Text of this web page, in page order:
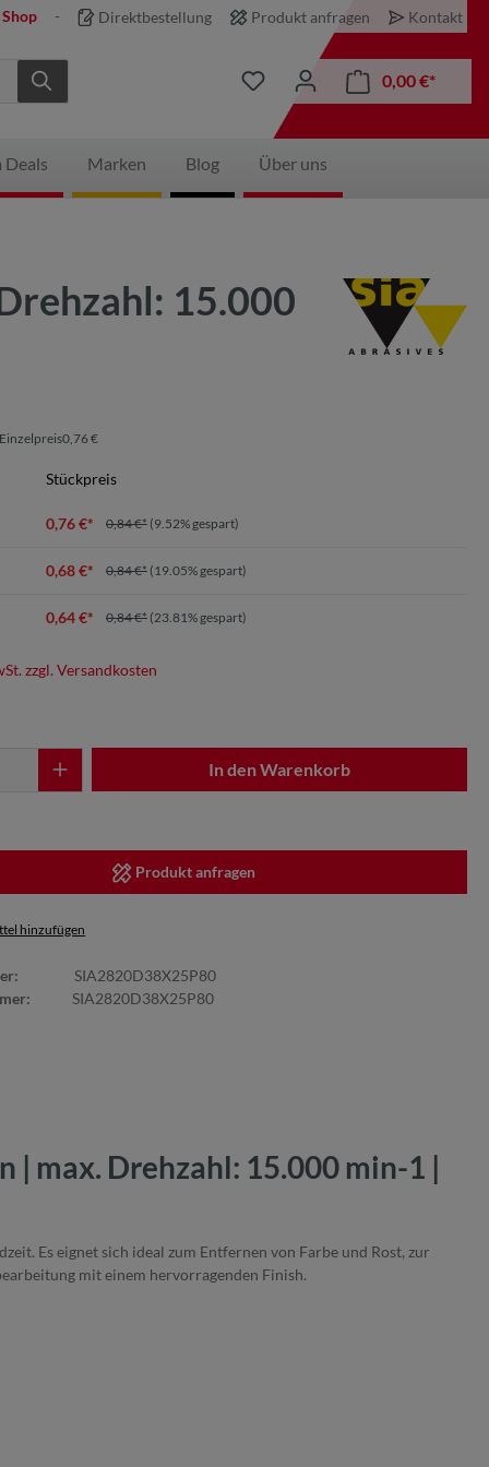
Direktbestellung Produkt anfragen Kontakt
0,00 €*
Deals Marken Blog Über uns
15.000
Einzelpreis0,76 €
Stückpreis
0,76 €* 0,84 €* (9.52% gespart)
0,68 €* 0,84 €* (19.05% gespart)
0,64 €* 0,84 €* (23.81% gespart)
zzgl. Versandkosten
In den Warenkorb
Produkt anfragen
hinzufügen
SIA2820D38X25P80
SIA2820D38X25P80
max. Drehzahl: 15.000 min-1 |
Es eignet sich ideal zum Entfernen von Farbe und Rost, zur
mit einem hervorragenden Finish.